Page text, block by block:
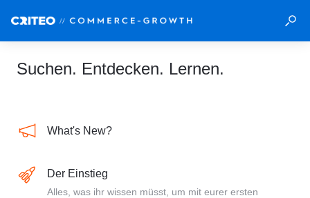
Suchen. Entdecken. Lernen.
What's New?
Der Einstieg
Alles, was ihr wissen müsst, um mit eurer ersten